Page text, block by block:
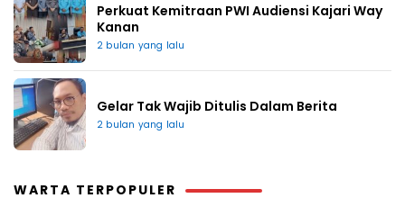
Perkuat Kemitraan PWI Audiensi Kajari Way
Kanan
2 bulan yang lalu
Gelar Tak Wajib Ditulis Dalam Berita
2 bulan yang lalu
WARTA TERPOPULER